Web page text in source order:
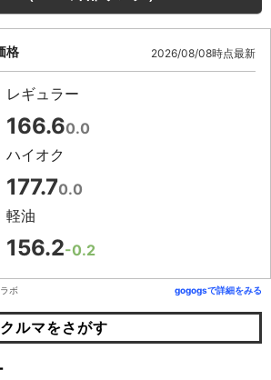
格 2026/08/08時点最新
レギュラー
166.60.0
ハイオク
177.70.0
軽油
156.2-0.2
ボ gogogsで詳細をみる
ルマをさがす